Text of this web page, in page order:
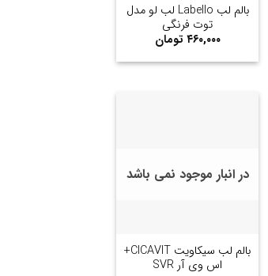
بالم لب Labello لب لو مدل
توت فرنگی
۴۶۰,۰۰۰ تومان
در انبار موجود نمی باشد
بالم لب سیکاویت CICAVIT+
اس وی آر SVR